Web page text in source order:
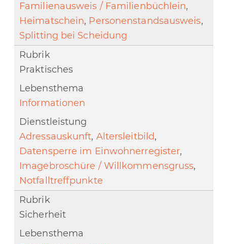
Familienausweis / Familienbüchlein,
Heimatschein, Personenstandsausweis,
Splitting bei Scheidung
Praktisches
Informationen
Adressauskunft, Altersleitbild,
Datensperre im Einwohnerregister,
Imagebroschüre / Willkommensgruss,
Notfalltreffpunkte
Sicherheit